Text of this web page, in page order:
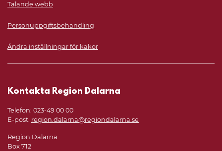
Talande webb
Personuppgiftsbehandling
Ändra inställningar för kakor
Kontakta Region Dalarna
Telefon: 023-49 00 00
E-post: region.dalarna@regiondalarna.se
Region Dalarna
Box 712